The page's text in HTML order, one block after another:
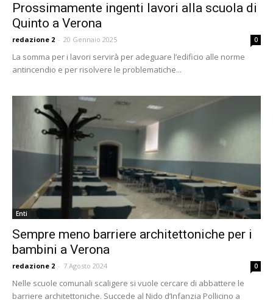
Prossimamente ingenti lavori alla scuola di
Quinto a Verona
redazione 2 - 20 Gennaio 2025 0
La somma per i lavori servirà per adeguare l’edificio alle norme
antincendio e per risolvere le problematiche...
Enti
Sempre meno barriere architettoniche per i
bambini a Verona
redazione 2 - 7 Agosto 2024 0
Nelle scuole comunali scaligere si vuole cercare di abbattere le
barriere architettoniche. Succede al Nido d’Infanzia Pollicino a